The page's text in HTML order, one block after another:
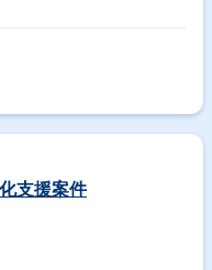
支援案件